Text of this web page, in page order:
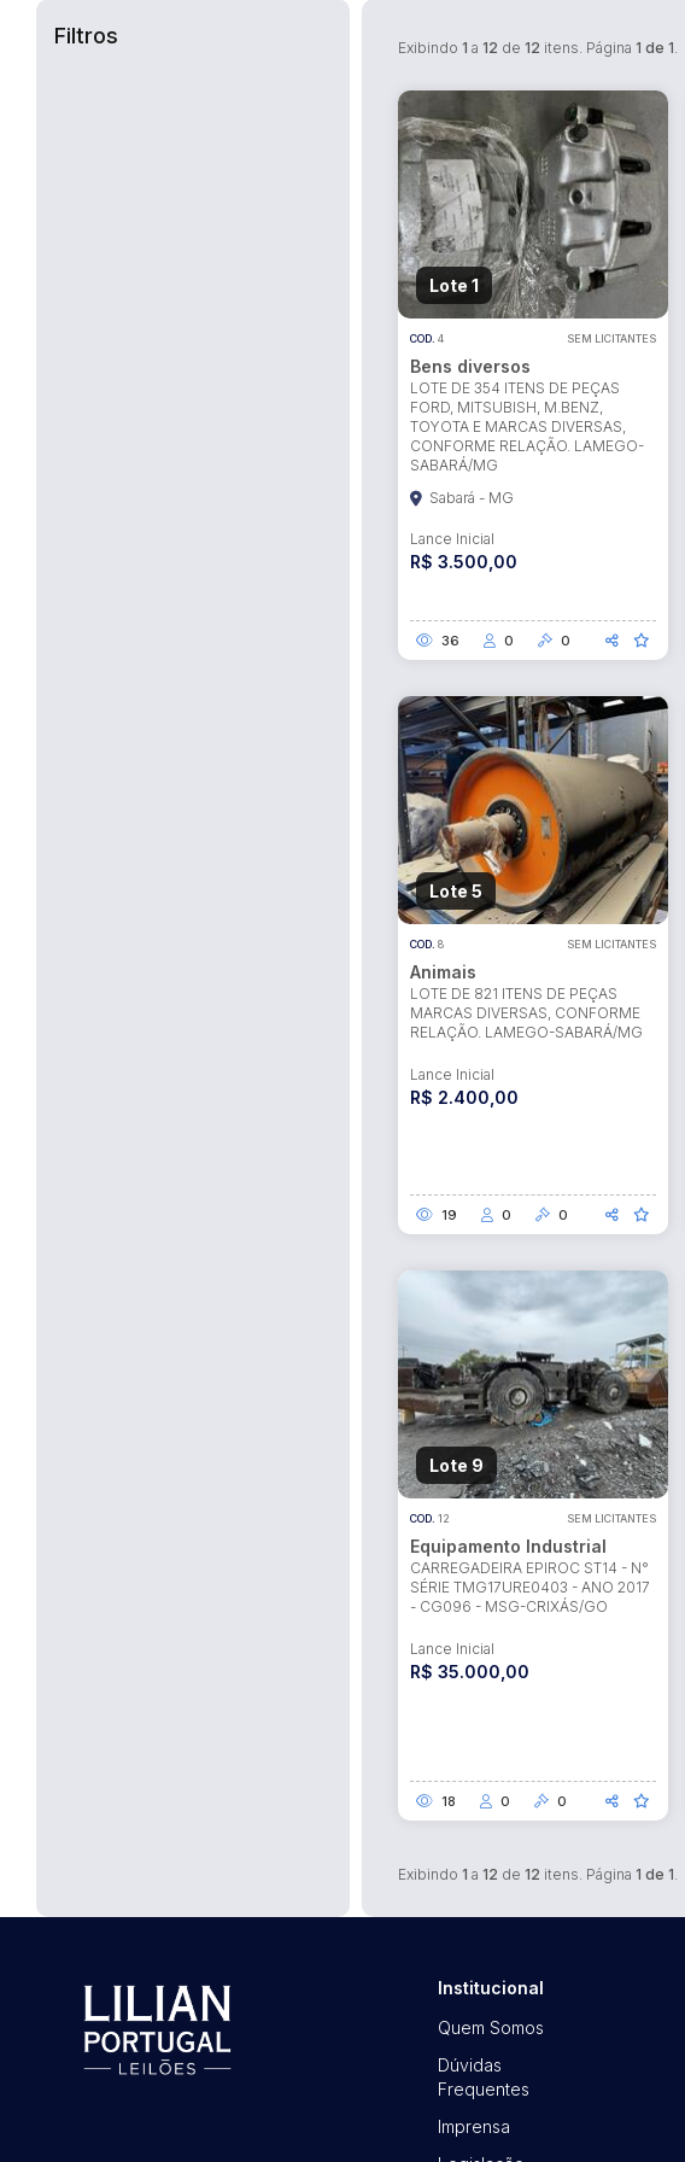
Filtros Exibindo 1 a 12 de 12 itens. Página 1 de 1.
Lote 1
COD. 4 SEM LICITANTES
Bens diversos
LOTE DE 354 ITENS DE PEÇAS
FORD, MITSUBISH, M.BENZ,
TOYOTA E MARCAS DIVERSAS,
CONFORME RELAÇÃO. LAMEGO-
SABARÁ/MG
Sabará - MG
Lance Inicial
R$ 3.500,00
36 0 0
Lote 5
COD. 8 SEM LICITANTES
Animais
LOTE DE 821 ITENS DE PEÇAS
MARCAS DIVERSAS, CONFORME
RELAÇÃO. LAMEGO-SABARÁ/MG
Lance Inicial
R$ 2.400,00
19 0 0
Lote 9
COD. 12 SEM LICITANTES
Equipamento Industrial
CARREGADEIRA EPIROC ST14 - N°
SÉRIE TMG17URE0403 - ANO 2017
- CG096 - MSG-CRIXÁS/GO
Lance Inicial
R$ 35.000,00
18 0 0
Exibindo 1 a 12 de 12 itens. Página 1 de 1.
Institucional
Quem Somos
Dúvidas
Frequentes
Imprensa